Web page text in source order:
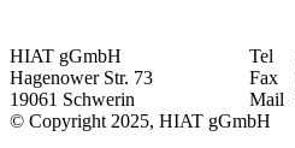
HIAT gGmbH
Hagenower Str. 73
19061 Schwerin
Tel
Fax
Mail
© Copyright 2025, HIAT gGmbH